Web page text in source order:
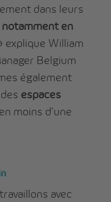
dans leurs
notamment en
explique William
Belgium
également
espaces
en moins d’une
avec